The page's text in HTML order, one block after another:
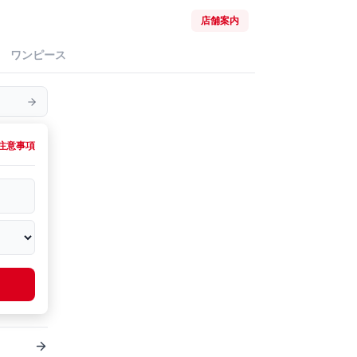
店舗案内
ワンピース
意事項